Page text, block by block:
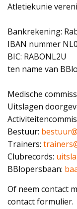
Atletiekunie
Bankrekening:
IBAN nummer
BIC: RABONL2U
ten name van
Medische
Uitslagen
Bestuur:
Trainers:
Clubrecords:
BBlopersbaan:
Of neem contact
contact formulier.